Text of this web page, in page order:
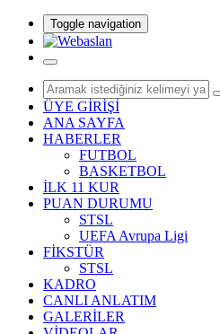
Toggle navigation
ÜYE GİRİŞİ
ANA SAYFA
HABERLER
FUTBOL
BASKETBOL
İLK 11 KUR
PUAN DURUMU
STSL
UEFA Avrupa Ligi
FİKSTÜR
STSL
KADRO
CANLI ANLATIM
GALERİLER